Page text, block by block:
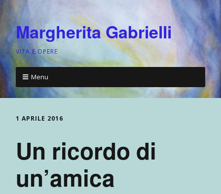
Margherita Gabrielli
VITA E OPERE
Menu
1 APRILE 2016
Un ricordo di
un’amica